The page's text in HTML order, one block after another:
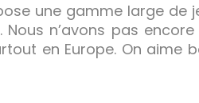
une gamme large de
n’avons pas
en Europe. On aime